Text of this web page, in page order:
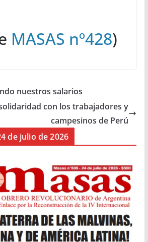
MASAS nº428)
nuestros salarios
con los trabajadores y
campesinos de Perú
de julio de 2026